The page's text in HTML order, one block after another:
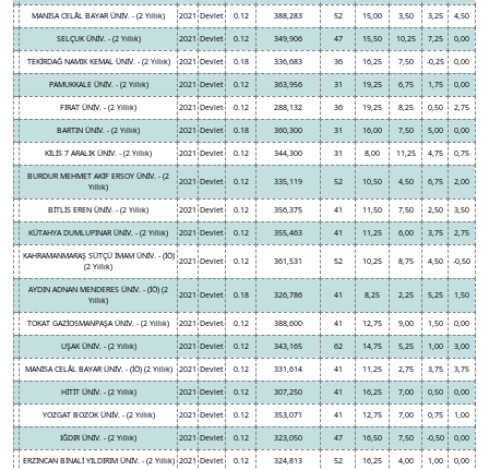
MANİSA CELÂL BAYAR ÜNİV. - (2 Yıllık) 2021 Devlet 0.12 388,283 52 15,00 3,50 3,25 4,50
SELÇUK ÜNİV. - (2 Yıllık) 2021 Devlet 0.12 349,906 47 15,50 10,25 7,25 0,00
TEKİRDAĞ NAMIK KEMAL ÜNİV. - (2 Yıllık) 2021 Devlet 0.18 336,683 36 16,25 7,50 -0,25 0,00
PAMUKKALE ÜNİV. - (2 Yıllık) 2021 Devlet 0.12 363,956 31 19,25 6,75 1,75 0,00
FIRAT ÜNİV. - (2 Yıllık) 2021 Devlet 0.12 288,132 36 19,25 8,25 0,50 2,75
BARTIN ÜNİV. - (2 Yıllık) 2021 Devlet 0.18 360,300 31 16,00 7,50 5,00 0,00
KİLİS 7 ARALIK ÜNİV. - (2 Yıllık) 2021 Devlet 0.12 344,300 31 8,00 11,25 4,75 0,75
BURDUR MEHMET AKİF ERSOY ÜNİV. - (2
Yıllık)
2021 Devlet 0.12 335,119 52 10,50 4,50 6,75 2,00
BİTLİS EREN ÜNİV. - (2 Yıllık) 2021 Devlet 0.12 356,375 41 11,50 7,50 2,50 3,50
KÜTAHYA DUMLUPINAR ÜNİV. - (2 Yıllık) 2021 Devlet 0.12 355,463 41 11,25 6,00 3,75 2,75
KAHRAMANMARAŞ SÜTÇÜ İMAM ÜNİV. - (İÖ)
(2 Yıllık)
2021 Devlet 0.12 361,531 52 10,25 8,75 4,50 -0,50
AYDIN ADNAN MENDERES ÜNİV. - (İÖ) (2
Yıllık)
2021 Devlet 0.18 326,786 41 8,25 2,25 5,25 1,50
TOKAT GAZİOSMANPAŞA ÜNİV. - (2 Yıllık) 2021 Devlet 0.12 388,600 41 12,75 9,00 1,50 0,00
UŞAK ÜNİV. - (2 Yıllık) 2021 Devlet 0.12 343,165 62 14,75 5,25 1,00 3,00
MANİSA CELÂL BAYAR ÜNİV. - (İÖ) (2 Yıllık) 2021 Devlet 0.12 331,614 41 11,25 2,75 3,75 3,75
HİTİT ÜNİV. - (2 Yıllık) 2021 Devlet 0.12 307,250 41 16,25 7,00 0,50 0,00
YOZGAT BOZOK ÜNİV. - (2 Yıllık) 2021 Devlet 0.12 353,071 41 12,75 7,00 0,75 1,00
IĞDIR ÜNİV. - (2 Yıllık) 2021 Devlet 0.12 323,050 47 16,50 7,50 -0,50 0,00
ERZİNCAN BİNALİ YILDIRIM ÜNİV. - (2 Yıllık) 2021 Devlet 0.12 324,813 52 16,25 4,00 1,00 0,00